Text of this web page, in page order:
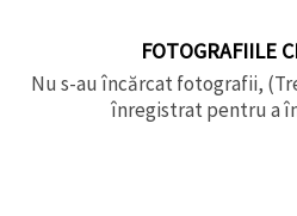
FOTOGRAFIILE
Nu s-au încărcat fotografii,
înregistrat pentru a